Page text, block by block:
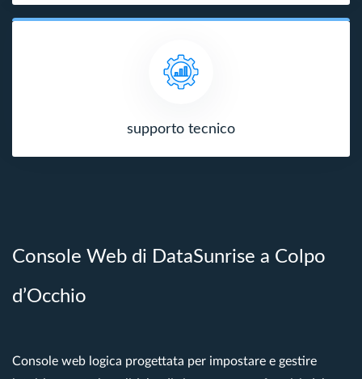
supporto tecnico
Console Web di DataSunrise a Colpo
d’Occhio
Console web logica progettata per impostare e gestire